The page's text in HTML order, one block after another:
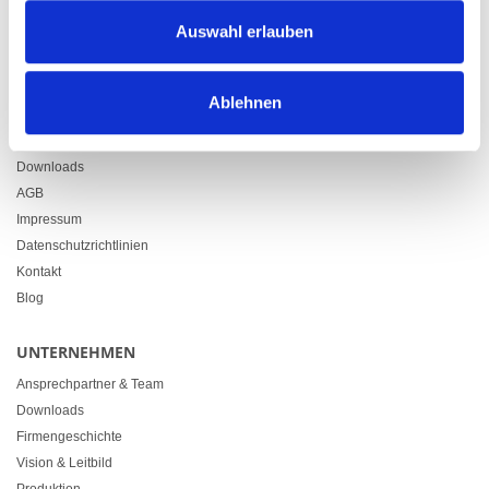
Auswahl erlauben
Ablehnen
Zürcherstrasse 37
LINKS
Downloads
AGB
Impressum
Datenschutzrichtlinien
Kontakt
Blog
UNTERNEHMEN
Ansprechpartner & Team
Downloads
Firmengeschichte
Vision & Leitbild